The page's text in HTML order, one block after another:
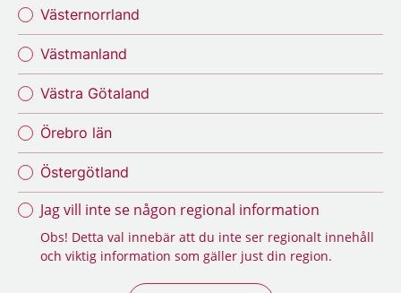
Västernorrland
Västmanland
Västra Götaland
Örebro län
Östergötland
Jag vill inte se någon regional information
Obs! Detta val innebär att du inte ser regionalt innehåll
och viktig information som gäller just din region.